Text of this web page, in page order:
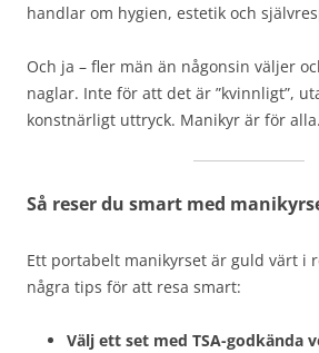
handlar om hygien, estetik och
Och ja – fler män än någonsin väljer
naglar. Inte för att det är ”kvinnligt”,
konstnärligt uttryck. Manikyr är för alla.
Så reser du smart med
Ett portabelt manikyrset är guld värt i
några tips för att resa smart:
Välj ett set med TSA-godkända